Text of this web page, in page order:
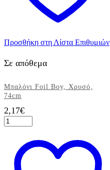
Προσθήκη στη Λίστα Επιθυμιών
Σε απόθεμα
Μπαλόνι Foil Boy, Χρυσό,
74cm
2,17€
Μπαλόνι
Foil
Χρυσό,
74cm
ποσότητα